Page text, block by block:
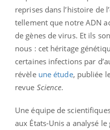
reprises dans l’histoire de
tellement que notre ADN
de gènes de virus. Et ils
nous : cet héritage
certaines infections par
révèle une étude, publiée
revue Science.
Une équipe de
aux États-Unis a analysé